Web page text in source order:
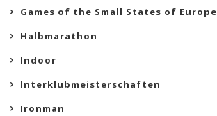
Games of the Small States of Europe
Halbmarathon
Indoor
Interklubmeisterschaften
Ironman